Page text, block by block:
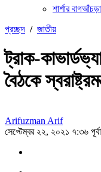
শার্শার
প্রচ্ছদ / জাতীয়
ট্রাক-
বৈঠকে
Arifuzman Arif
সেপ্টেম্বর ২২, ২০২১ ৭:৩৬